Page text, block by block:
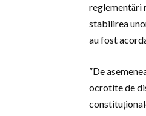
reglementări
stabilirea
au fost
”De
ocrotite de